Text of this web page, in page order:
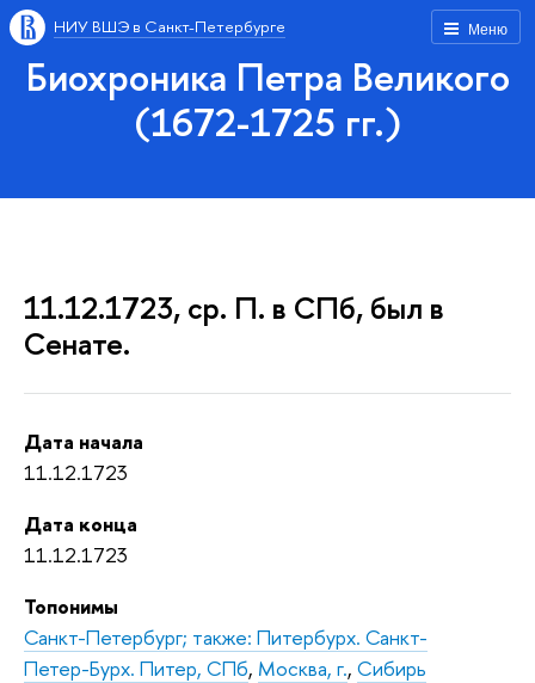
Меню
НИУ ВШЭ в Санкт-Петербурге
Биохроника Петра Великого
(1672-1725 гг.)
11.12.1723, ср. П. в СПб, был в
Сенате.
Дата начала
11.12.1723
Дата конца
11.12.1723
Топонимы
Санкт-Петербург; также: Питербурх. Санкт-
Петер-Бурх. Питер, СПб, Москва, г., Сибирь